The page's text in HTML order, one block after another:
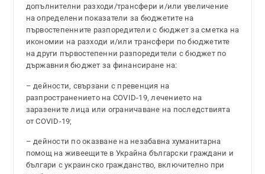
допълнителни разходи/трансфери и/или увеличение
на определени показатели за бюджетите на
първостепенните разпоредители с бюджет за сметка на
икономии на разходи и/или трансфери по бюджетите
на други пър­востепенни разпоредители с бюджет по
дър­жавния бюджет за финансиране на:
– дейности, свързани с превенция на
разпространението на COVID-19, лечението на
заразените лица или ограничаване на последствията
от COVID-19;
– дейности по оказване на незабавна хуманитарна
помощ на живеещите в Украйна български граждани и
българи с украинско гражданство, вклю­чително при